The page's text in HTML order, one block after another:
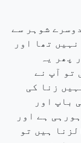
شوہر سے
تھا اور
پھر یہ
تو آپ نے
زنا کی
باپ اور
ہے اور
ہیں تو